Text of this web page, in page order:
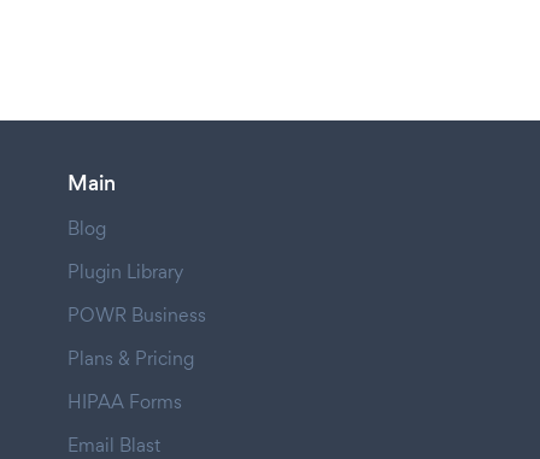
Main
Blog
Plugin Library
POWR Business
Plans & Pricing
HIPAA Forms
Email Blast